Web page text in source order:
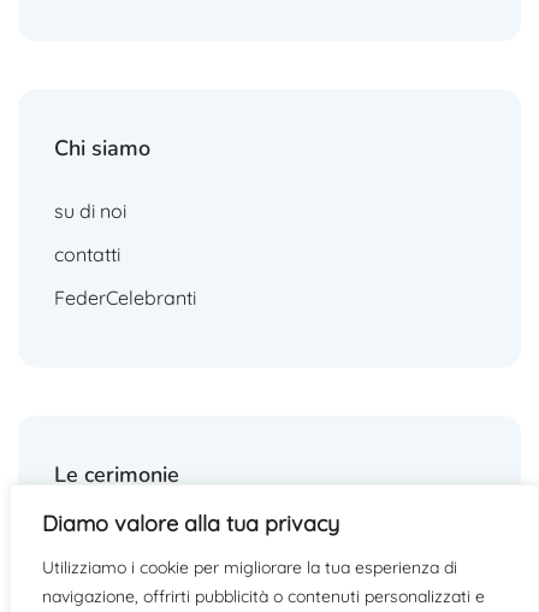
Diamo valore alla tua privacy
Utilizziamo i cookie per migliorare la tua esperienza di
navigazione, offrirti pubblicità o contenuti personalizzati e
Chi siamo
su di noi
contatti
FederCelebranti
Le cerimonie
matrimoni
funerali